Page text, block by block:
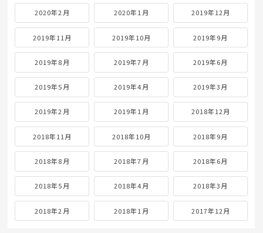
2020年2月 2020年1月 2019年12月
2019年11月 2019年10月 2019年9月
2019年8月 2019年7月 2019年6月
2019年5月 2019年4月 2019年3月
2019年2月 2019年1月 2018年12月
2018年11月 2018年10月 2018年9月
2018年8月 2018年7月 2018年6月
2018年5月 2018年4月 2018年3月
2018年2月 2018年1月 2017年12月